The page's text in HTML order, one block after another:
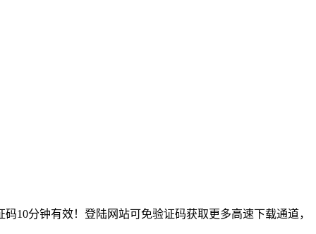
10分钟有效！登陆网站可免验证码获取更多高速下载通道，